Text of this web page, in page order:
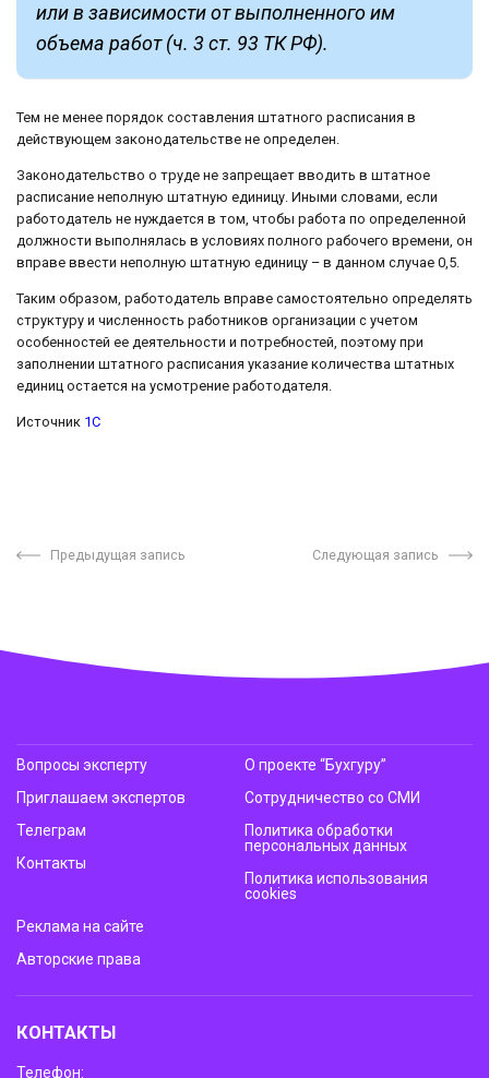
или в зависимости от выполненного им
объема работ (ч. 3 ст. 93 ТК РФ).
Тем не менее порядок составления штатного расписания в
действующем законодательстве не определен.
Законодательство о труде не запрещает вводить в штатное
расписание неполную штатную единицу. Иными словами, если
работодатель не нуждается в том, чтобы работа по определенной
должности выполнялась в условиях полного рабочего времени, он
вправе ввести неполную штатную единицу – в данном случае 0,5.
Таким образом, работодатель вправе самостоятельно определять
структуру и численность работников организации с учетом
особенностей ее деятельности и потребностей, поэтому при
заполнении штатного расписания указание количества штатных
единиц остается на усмотрение работодателя.
Источник 1С
Предыдущая запись Следующая запись
Вопросы эксперту
Приглашаем экспертов
Телеграм
Контакты
О проекте “Бухгуру”
Сотрудничество со СМИ
Политика обработки
персональных данных
Политика использования
cookies
Реклама на сайте
Авторские права
КОНТАКТЫ
Телефон: